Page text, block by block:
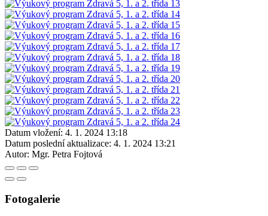
Datum vložení: 4. 1. 2024 13:18
Datum poslední aktualizace: 4. 1. 2024 13:21
Autor: Mgr. Petra Fojtová
Fotogalerie